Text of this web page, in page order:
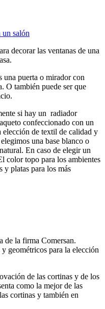
un salón
decorar las ventanas de una
una puerta o mirador con
O también puede ser que
si hay un radiador
confeccionado con un
elección de textil de calidad y
una base blanco o
En caso de elegir un
color topo para los ambientes
y platas para los más
de la firma Comersan.
geométricos para la elección
de las cortinas y de los
como la mejor de las
cortinas y también en